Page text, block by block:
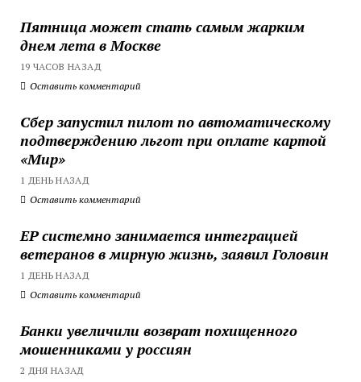
Пятница может стать самым жарким
днем лета в Москве
19 ЧАСОВ НАЗАД
Оставить комментарий
Сбер запустил пилот по автоматическому
подтверждению льгот при оплате картой
«Мир»
1 ДЕНЬ НАЗАД
Оставить комментарий
ЕР системно занимается интеграцией
ветеранов в мирную жизнь, заявил Головин
1 ДЕНЬ НАЗАД
Оставить комментарий
Банки увеличили возврат похищенного
мошенниками у россиян
2 ДНЯ НАЗАД